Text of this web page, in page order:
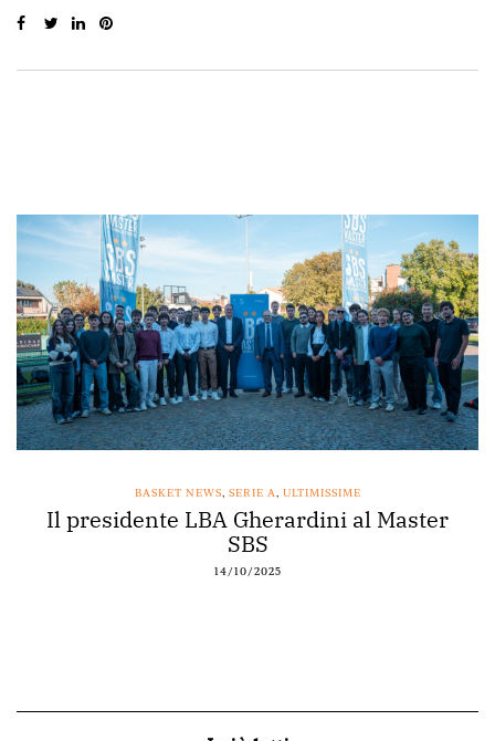
BASKET NEWS, SERIE A, ULTIMISSIME
Il presidente LBA Gherardini al Master
SBS
14/10/2025